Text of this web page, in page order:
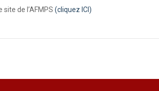
de l’AFMPS (cliquez ICI)